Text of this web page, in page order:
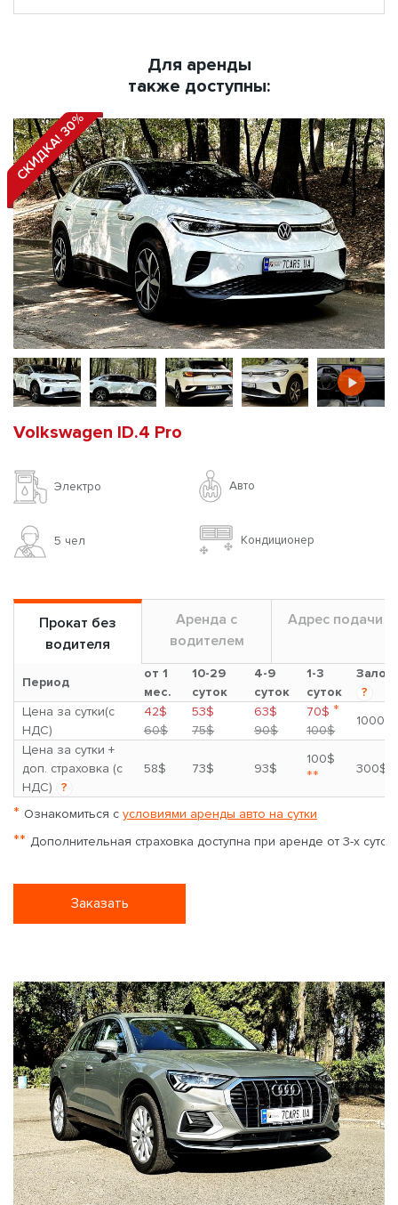
Для аренды
также доступны:
СКИДКА! 30%
Volkswagen ID.4 Pro
Электро Авто
5 чел Кондиционер
Прокат без
водителя
Аренда с
водителем
Адрес подачи
Период
от 1
мес.
10-29
суток
4-9
суток
1-3
суток
Залог
?
Цена за сутки(с
НДС)
42$
60$
53$
75$
63$
90$
70$ *
100$
1000$
Цена за сутки +
доп. страховка (с
НДС)
?
58$ 73$ 93$
100$
** 300$
* Ознакомиться с условиями аренды авто на сутки
** Дополнительная страховка доступна при аренде от 3-х суток
Заказать